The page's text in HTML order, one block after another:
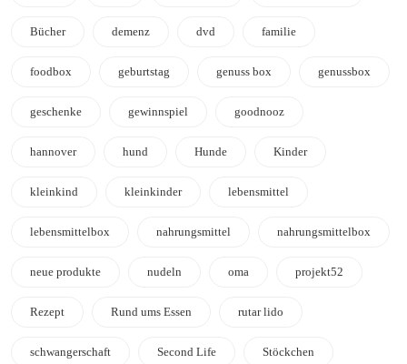
Bücher demenz dvd familie
foodbox geburtstag genuss box genussbox
geschenke gewinnspiel goodnooz
hannover hund Hunde Kinder
kleinkind kleinkinder lebensmittel
lebensmittelbox nahrungsmittel nahrungsmittelbox
neue produkte nudeln oma projekt52
Rezept Rund ums Essen rutar lido
schwangerschaft Second Life Stöckchen